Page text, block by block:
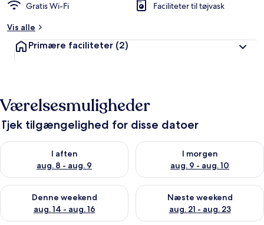
Gratis Wi-Fi
Faciliteter til tøjvask
Vis alle
Primære faciliteter (2)
Værelsesmuligheder
Tjek tilgængelighed for disse datoer
I aften
aug. 8 - aug. 9
Tjek tilgængelighed for i aften aug. 8 - aug. 9
I morgen
aug. 9 - aug. 10
Tjek tilgængelighed for i
Denne weekend
aug. 14 - aug. 16
Tjek tilgængelighed for denne weekend aug. 14 - aug. 16
Næste weekend
aug. 21 - aug. 23
Tjek tilgængelighed for næste